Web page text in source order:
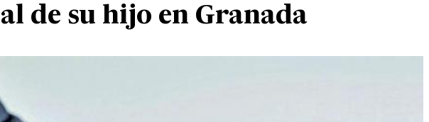
de su hijo en Granada